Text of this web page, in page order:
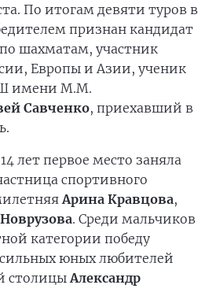
По итогам девяти туров в
признан кандидат
шахматам, участник
Европы и Азии, ученик
имени М.М.
Савченко, приехавший в
лет первое место заняла
спортивного
Арина Кравцова,
. Среди мальчиков
категории победу
юных любителей
столицы Александр